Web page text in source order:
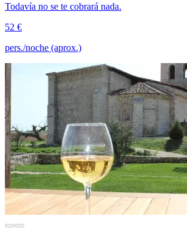
Todavía no se te cobrará nada.
52 €
pers./noche (aprox.)